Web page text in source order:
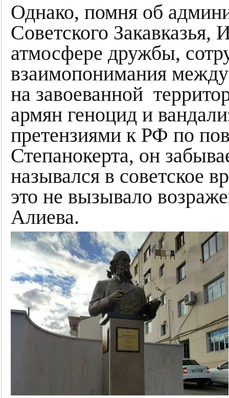
Однако, помня об
Советского Закавказья,
атмосфере дружбы,
взаимопонимания
на завоеванной
армян геноцид и
претензиями к РФ по
Степанокерта, он
назывался в советское
это не вызывало
Алиева.